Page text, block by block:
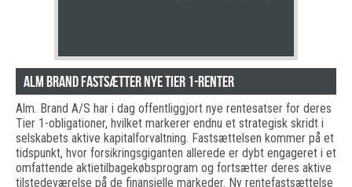
Alm Brand fastsætter nye Tier 1-renter
Alm. Brand A/S har i dag offentliggjort nye rentesatser for deres
Tier 1-obligationer, hvilket markerer endnu et strategisk skridt i
selskabets aktive kapitalforvaltning. Fastsættelsen kommer på et
tidspunkt, hvor forsikringsgiganten allerede er dybt engageret i et
omfattende aktietilbagekøbsprogram og fortsætter deres aktive
tilstedeværelse på de finansielle markeder. Ny rentefastsættelse